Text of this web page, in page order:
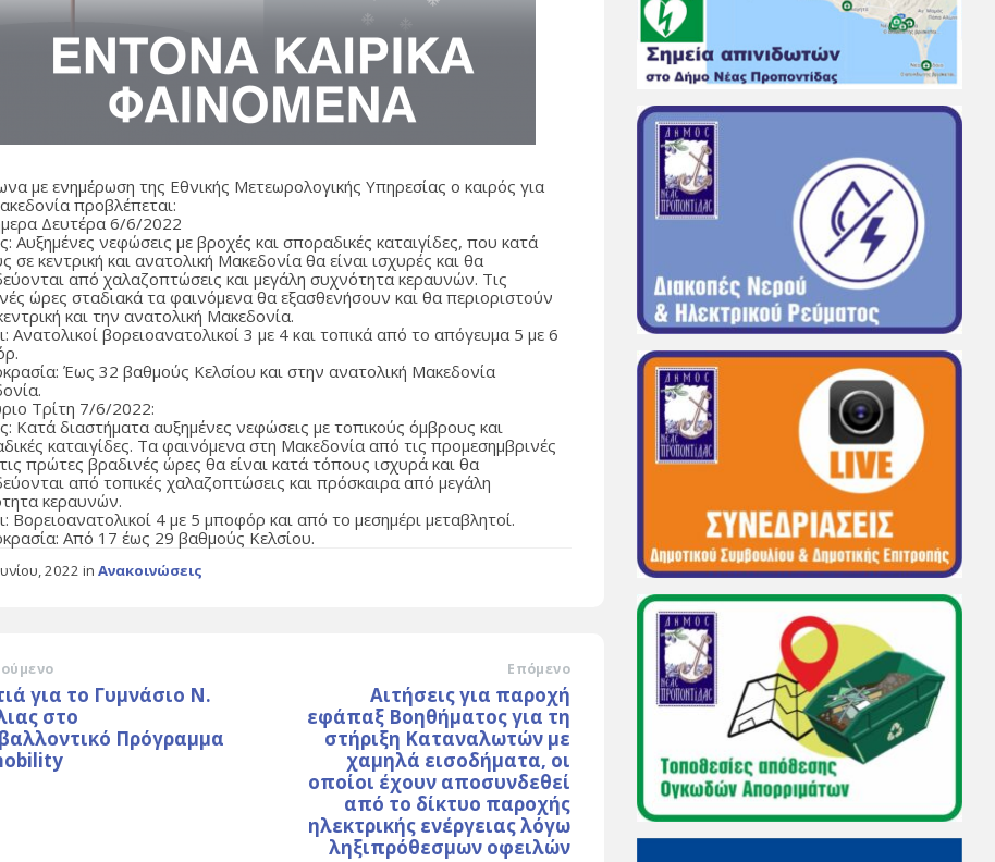
με ενημέρωση της Εθνικής Μετεωρολογικής Υπηρεσίας ο καιρός για
προβλέπεται:
Δευτέρα 6/6/2022
Αυξημένες νεφώσεις με βροχές και σποραδικές καταιγίδες, που κατά
σε κεντρική και ανατολική Μακεδονία θα είναι ισχυρές και θα
από χαλαζοπτώσεις και μεγάλη συχνότητα κεραυνών. Τις
ώρες σταδιακά τα φαινόμενα θα εξασθενήσουν και θα περιοριστούν
και την ανατολική Μακεδονία.
Ανατολικοί βορειοανατολικοί 3 με 4 και τοπικά από το απόγευμα 5 με 6
Έως 32 βαθμούς Κελσίου και στην ανατολική Μακεδονία
Τρίτη 7/6/2022:
Κατά διαστήματα αυξημένες νεφώσεις με τοπικούς όμβρους και
καταιγίδες. Τα φαινόμενα στη Μακεδονία από τις προμεσημβρινές
πρώτες βραδινές ώρες θα είναι κατά τόπους ισχυρά και θα
από τοπικές χαλαζοπτώσεις και πρόσκαιρα από μεγάλη
κεραυνών.
Βορειοανατολικοί 4 με 5 μποφόρ και από το μεσημέρι μεταβλητοί.
Από 17 έως 29 βαθμούς Κελσίου.
2022inΑνακοινώσεις
για το Γυμνάσιο Ν.
στο
Πρόγραμμα
Επόμενο
Αιτήσεις για παροχή
εφάπαξ Βοηθήματος για τη
στήριξη Καταναλωτών με
χαμηλά εισοδήματα, οι
οποίοι έχουν αποσυνδεθεί
από το δίκτυο παροχής
ηλεκτρικής ενέργειας λόγω
ληξιπρόθεσμων οφειλών